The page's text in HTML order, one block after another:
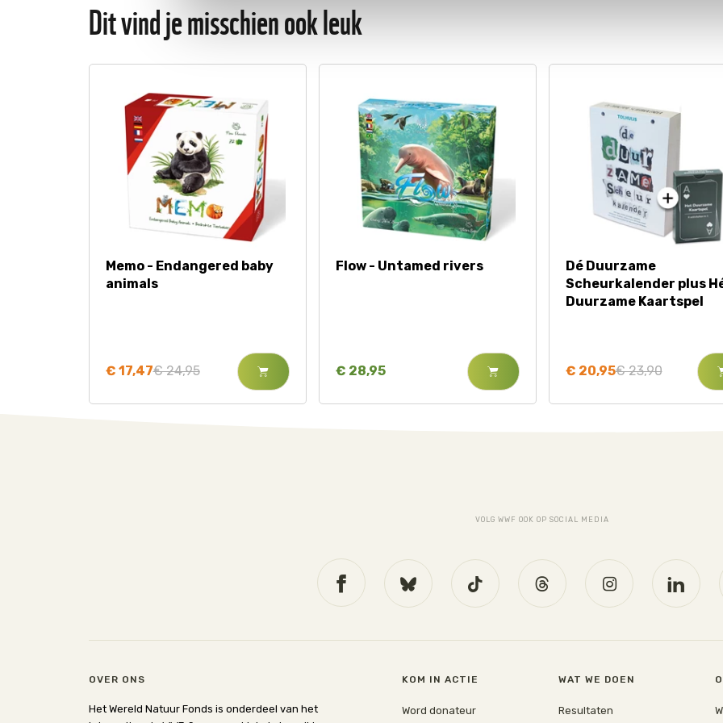
Dit vind je misschien ook leuk
Memo - Endangered baby
animals
€ 17,47€ 24,95
Flow - Untamed rivers
€ 28,95
Dé Duurzame
Scheurkalender plus
Duurzame Kaartspel
€ 20,95€ 23,90
VOLG WWF OOK OP SOCIAL MEDIA
OVER ONS
Het Wereld Natuur Fonds is onderdeel van het
KOM IN ACTIE
Word donateur
WAT WE DOEN
Resultaten